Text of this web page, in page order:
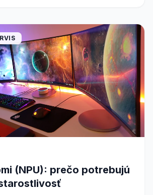
(NPU): prečo potrebujú